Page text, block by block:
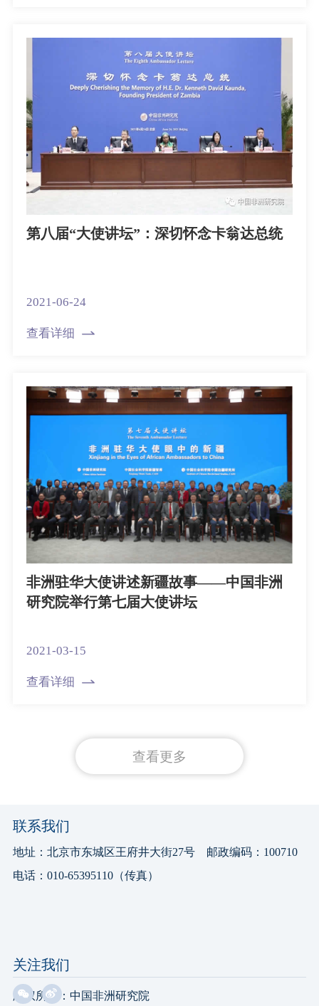
第八届“大使讲坛”：深切怀念卡翁达总统
2021-06-24
查看详细
非洲驻华大使讲述新疆故事——中国非洲
研究院举行第七届大使讲坛
2021-03-15
查看详细
查看更多
联系我们
地址：北京市东城区王府井大街27号 邮政编码：100710
电话：010-65395110（传真）
关注我们
版权所有：中国非洲研究院